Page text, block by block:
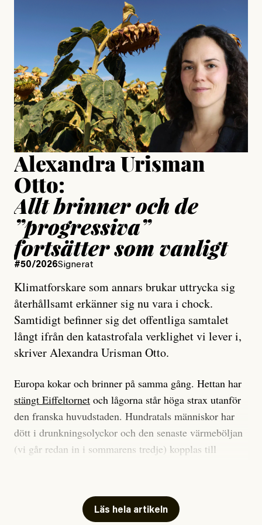
Jonas Lundström
Publicerad24 July, 2026
#23/2026
Jesper Lundby: ”Livet i sig
är ganska politiskt”
Jesper Lundby
Publicerad15 July, 2026
Uppdaterad15 July, 2026
Alexandra Urisman
Otto:
Allt brinner och de
”progressiva”
fortsätter som vanligt
#50/2026Signerat
Klimatforskare som annars brukar uttrycka sig
återhållsamt erkänner sig nu vara i chock.
Samtidigt befinner sig det offentliga samtalet
långt ifrån den katastrofala verklighet vi lever i,
skriver Alexandra Urisman Otto.
Europa kokar och brinner på samma gång. Hettan har
stängt Eiffeltornet och lågorna står höga strax utanför
den franska huvudstaden. Hundratals människor har
dött i drunkningsolyckor och den senaste värmeböljan
(vi går redan in i sommarens tredje) kopplas till
Har du också panik i hettan? Känns det som en
mardröm? Bra, allt annat vore fullständigt orimligt.
Läs hela artikeln